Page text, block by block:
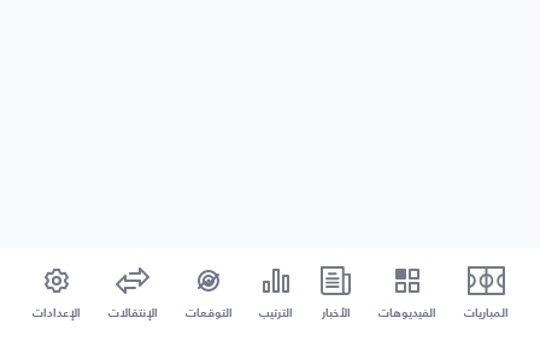
المباريات الفيديوهات الأخبار الترتيب التوقعات الإنتقالات الإعدادات